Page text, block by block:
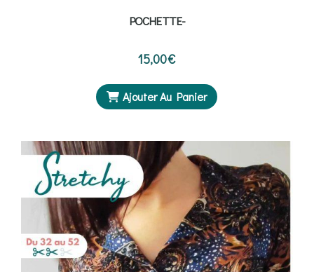
POCHETTE-
15,00€
Ajouter Au Panier